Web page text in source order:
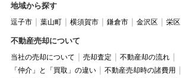
地域から探す
逗子市 葉山町 横須賀市 鎌倉市 金沢区 栄区
不動産売却について
当社の売却について 売却査定
不動産却の流れ
「仲介」と「買取」の違い
不動産売却時の諸費用